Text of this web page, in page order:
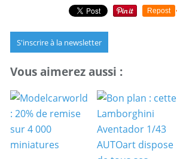
Repost
S'inscrire à la newsletter
Vous aimerez aussi :